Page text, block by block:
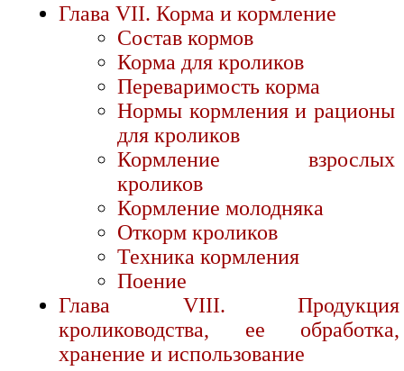
Глава VII. Корма и кормление
Состав кормов
Корма для кроликов
Переваримость корма
Нормы кормления и рационы
для кроликов
Кормление взрослых
кроликов
Кормление молодняка
Откорм кроликов
Техника кормления
Поение
Глава VIII. Продукция
кролиководства, ее обработка,
хранение и использование